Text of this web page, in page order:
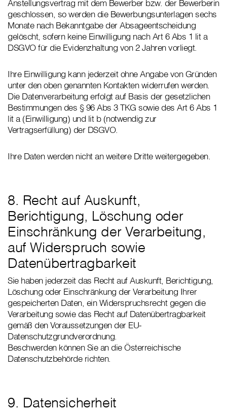
Anstellungsvertrag mit dem Bewerber bzw. der Bewerberin
geschlossen, so werden die Bewerbungsunterlagen sechs
Monate nach Bekanntgabe der Absageentscheidung
gelöscht, sofern keine Einwilligung nach Art 6 Abs 1 lit a
DSGVO für die Evidenzhaltung von 2 Jahren vorliegt.
Ihre Einwilligung kann jederzeit ohne Angabe von Gründen
unter den oben genannten Kontakten widerrufen werden.
Die Datenverarbeitung erfolgt auf Basis der gesetzlichen
Bestimmungen des § 96 Abs 3 TKG sowie des Art 6 Abs 1
lit a (Einwilligung) und lit b (notwendig zur
Vertragserfüllung) der DSGVO.
Ihre Daten werden nicht an weitere Dritte weitergegeben.
8. Recht auf Auskunft,
Berichtigung, Löschung oder
Einschränkung der Verarbeitung,
auf Widerspruch sowie
Datenübertragbarkeit
Sie haben jederzeit das Recht auf Auskunft, Berichtigung,
Löschung oder Einschränkung der Verarbeitung Ihrer
gespeicherten Daten, ein Widerspruchsrecht gegen die
Verarbeitung sowie das Recht auf Datenübertragbarkeit
gemäß den Voraussetzungen der EU-
Datenschutzgrundverordnung.
Beschwerden können Sie an die Österreichische
Datenschutzbehörde richten.
9. Datensicherheit